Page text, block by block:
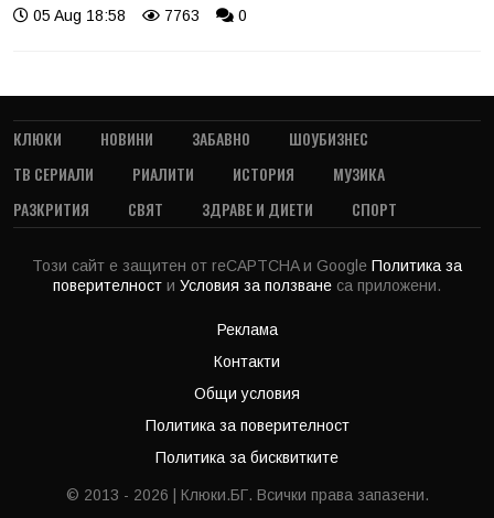
05 Aug 18:58 7763 0
КЛЮКИ НОВИНИ ЗАБАВНО
ШОУБИЗНЕС
ТВ СЕРИАЛИ
РИАЛИТИ ИСТОРИЯ
МУЗИКА
РАЗКРИТИЯ
СВЯТ ЗДРАВЕ И ДИЕТИ СПОРТ
Този сайт е защитен от reCAPTCHA и Google Политика за
поверителност и Условия за ползване са приложени.
Реклама
Контакти
Общи условия
Политика за поверителност
Политика за бисквитките
© 2013 - 2026 | Клюки.БГ. Всички права запазени.